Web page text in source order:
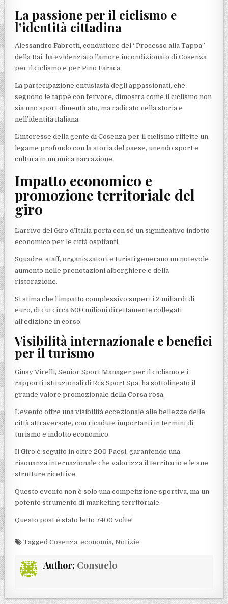
La passione per il ciclismo e
l’identità cittadina
Alessandro Fabretti, conduttore del “Processo alla Tappa”
della Rai, ha evidenziato l’amore incondizionato di Cosenza
per il ciclismo e per Pino Faraca.
La partecipazione entusiasta degli appassionati, che
seguono le tappe con fervore, dimostra come il ciclismo non
sia uno sport dimenticato, ma radicato nella storia e
nell’identità italiana.
L’interesse della gente di Cosenza per il ciclismo riflette un
legame profondo con la storia del paese, unendo sport e
cultura in un’unica narrazione.
Impatto economico e
promozione territoriale del
giro
L’arrivo del Giro d’Italia porta con sé un significativo indotto
economico per le città ospitanti.
Squadre, staff, organizzatori e turisti generano un notevole
aumento nelle prenotazioni alberghiere e della
ristorazione.
Si stima che l’impatto complessivo superi i 2 miliardi di
euro, di cui circa 600 milioni direttamente collegati
all’edizione in corso.
Visibilità internazionale e benefici
per il turismo
Giusy Virelli, Senior Sport Manager per il ciclismo e i
rapporti istituzionali di Rcs Sport Spa, ha sottolineato il
grande valore promozionale della Corsa rosa.
L’evento offre una visibilità eccezionale alle bellezze delle
città attraversate, con ricadute importanti in termini di
turismo e indotto economico.
Il Giro è seguito in oltre 200 Paesi, garantendo una
risonanza internazionale che valorizza il territorio e le sue
strutture ricettive.
Questo evento non è solo una competizione sportiva, ma un
potente strumento di marketing territoriale.
Questo post é stato letto 7400 volte!
TaggedCosenza,economia,Notizie
Author: Consuelo